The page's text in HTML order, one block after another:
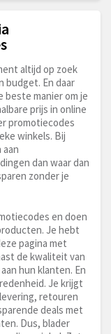
altijd op zoek
budget. En daar
beste manier om je
prijs in online
promotiecodes
winkels. Bij
dan waar dan
zonder je
en doen
Je hebt
pagina met
de kwaliteit van
hun klanten. En
Je krijgt
retouren
deals met
Dus, blader